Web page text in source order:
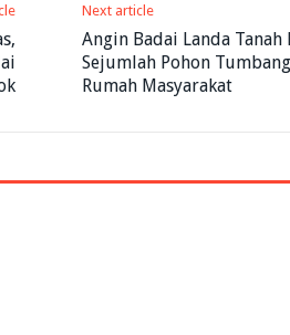
Next article
Angin Badai Landa Tanah
Sejumlah Pohon
Rumah Masyarakat